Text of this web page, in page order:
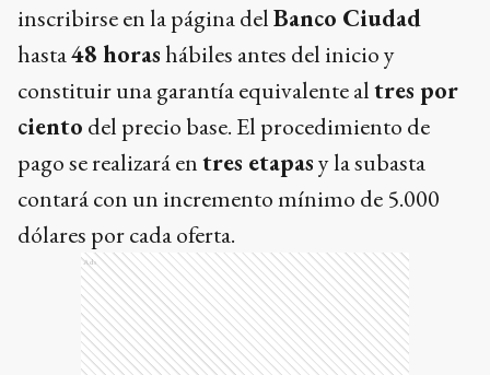
inscribirse en la página delBanco Ciudad
hasta48 horashábiles antes del inicio y
constituir una garantía equivalente altres por
ciento del precio base. El procedimiento de
pago se realizará entres etapasy la subasta
contará con un incremento mínimo de 5.000
dólares por cada oferta.
Ads